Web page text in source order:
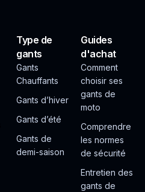
Type de
gants
Gants
Chauffants
Gants d’hiver
Gants d’été
Gants de
demi-saison
Guides
d'achat
Comment
choisir ses
gants de
moto
Comprendre
les normes
de sécurité
Entretien des
gants de